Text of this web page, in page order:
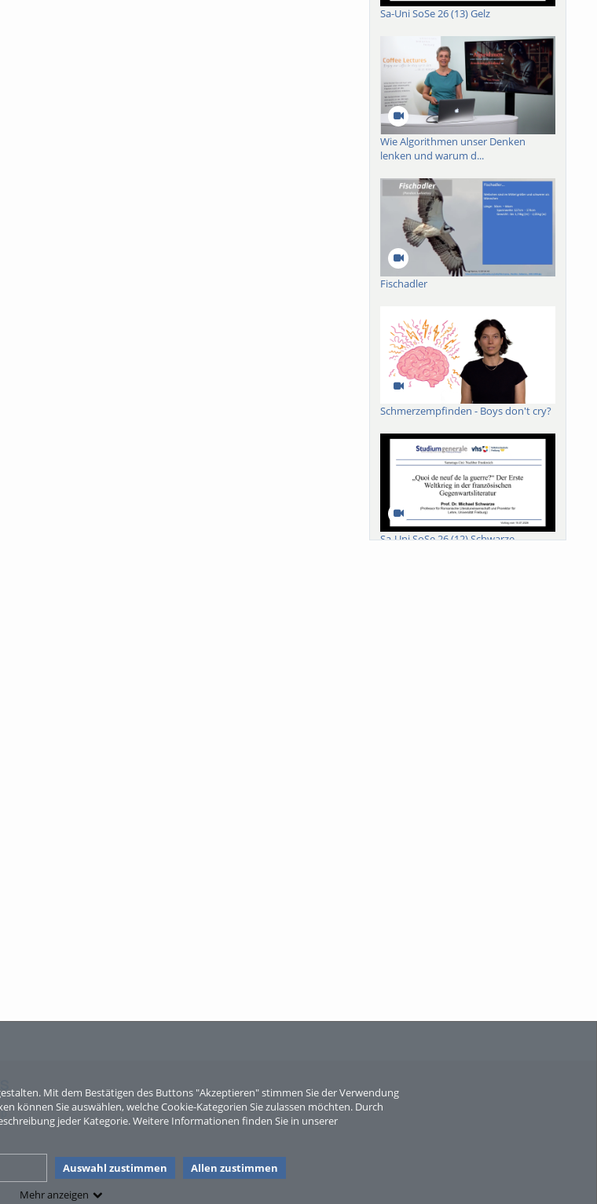
Mit dem Bestätigen des Buttons "Akzeptieren" stimmen Sie der Verwendung
können Sie auswählen, welche Cookie-Kategorien Sie zulassen möchten. Durch
jeder Kategorie. Weitere Informationen finden Sie in unserer
Auswahl zustimmen
Allen zustimmen
Mehr anzeigen
Sa-Uni SoSe 26 (13) Gelz
Wie Algorithmen unser Denken
lenken und warum d...
Fischadler
Schmerzempfinden - Boys don't cry?
Sa-Uni SoSe 26 (12) Schwarze
Sperber